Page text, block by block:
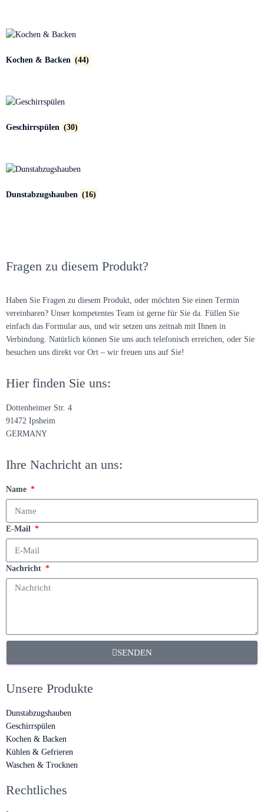
Kochen & Backen (44)
Geschirrspülen (30)
Dunstabzugshauben (16)
Fragen zu diesem Produkt?
Haben Sie Fragen zu diesem Produkt, oder möchten Sie einen Termin
vereinbaren? Unser kompetentes Team ist gerne für Sie da. Füllen Sie
einfach das Formular aus, und wir setzen uns zeitnah mit Ihnen in
Verbindung. Natürlich können Sie uns auch telefonisch erreichen, oder Sie
besuchen uns direkt vor Ort – wir freuen uns auf Sie!
Hier finden Sie uns:
Dottenheimer Str. 4
91472 Ipsheim
GERMANY
Ihre Nachricht an uns:
Name
E-Mail
Nachricht
SENDEN
Unsere Produkte
Dunstabzugshauben
Geschirrspülen
Kochen & Backen
Kühlen & Gefrieren
Waschen & Trocknen
Rechtliches